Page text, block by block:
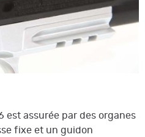
est assurée par des organes
fixe et un guidon